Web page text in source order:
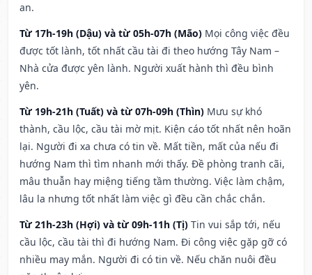
an.
Từ 17h-19h (Dậu) và từ 05h-07h (Mão) Mọi công việc đều
được tốt lành, tốt nhất cầu tài đi theo hướng Tây Nam –
Nhà cửa được yên lành. Người xuất hành thì đều bình
yên.
Từ 19h-21h (Tuất) và từ 07h-09h (Thìn) Mưu sự khó
thành, cầu lộc, cầu tài mờ mịt. Kiện cáo tốt nhất nên hoãn
lại. Người đi xa chưa có tin về. Mất tiền, mất của nếu đi
hướng Nam thì tìm nhanh mới thấy. Đề phòng tranh cãi,
mâu thuẫn hay miệng tiếng tầm thường. Việc làm chậm,
lâu la nhưng tốt nhất làm việc gì đều cần chắc chắn.
Từ 21h-23h (Hợi) và từ 09h-11h (Tị) Tin vui sắp tới, nếu
cầu lộc, cầu tài thì đi hướng Nam. Đi công việc gặp gỡ có
nhiều may mắn. Người đi có tin về. Nếu chăn nuôi đều